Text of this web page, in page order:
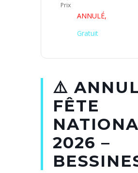
Prix
ANNULÉ,
Gratuit
⚠️
FÊTE
2026 –